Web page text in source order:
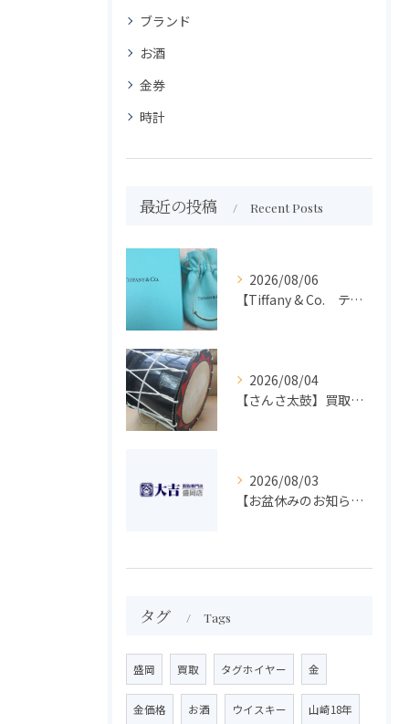
ブランド
お酒
金券
時計
最近の投稿 Recent Posts
2026/08/06
【Tiffany & Co. ティファニー】買取 大吉盛岡店 アクセサリー買取しました！！
2026/08/04
【さんさ太鼓】買取 大吉盛岡店 楽器 買取します！！
2026/08/03
【お盆休みのお知らせ】買取専門 大吉 盛岡店
タグ Tags
盛岡 買取 タグホイヤー 金
金価格 お酒 ウイスキー 山崎18年